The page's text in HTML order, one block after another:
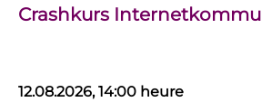
Crashkurs
12.08.2026, 14:00 heure